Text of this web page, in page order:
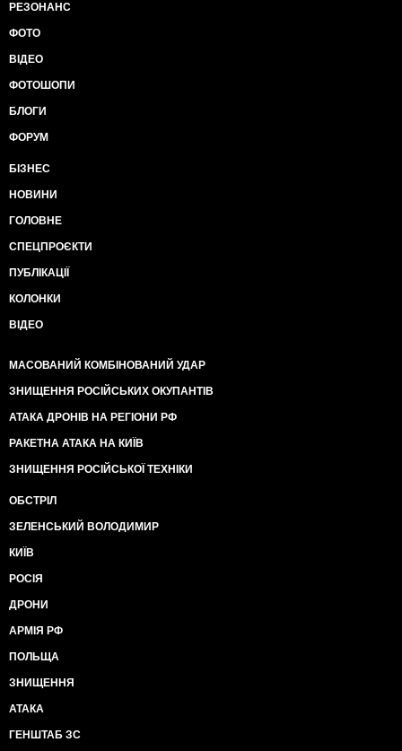
РЕЗОНАНС
ФОТО
ВІДЕО
ФОТОШОПИ
БЛОГИ
ФОРУМ
БІЗНЕС
НОВИНИ
ГОЛОВНЕ
СПЕЦПРОЄКТИ
ПУБЛІКАЦІЇ
КОЛОНКИ
ВІДЕО
МАСОВАНИЙ КОМБІНОВАНИЙ УДАР
ЗНИЩЕННЯ РОСІЙСЬКИХ ОКУПАНТІВ
АТАКА ДРОНІВ НА РЕГІОНИ РФ
РАКЕТНА АТАКА НА КИЇВ
ЗНИЩЕННЯ РОСІЙСЬКОЇ ТЕХНІКИ
ОБСТРІЛ
ЗЕЛЕНСЬКИЙ ВОЛОДИМИР
КИЇВ
РОСІЯ
ДРОНИ
АРМІЯ РФ
ПОЛЬЩА
ЗНИЩЕННЯ
АТАКА
ГЕНШТАБ ЗС